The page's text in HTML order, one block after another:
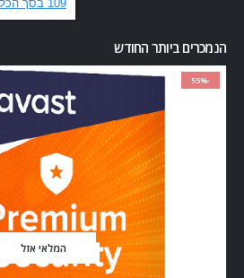
הנמכרים ביותר החודש
-55%
המלאי אזל